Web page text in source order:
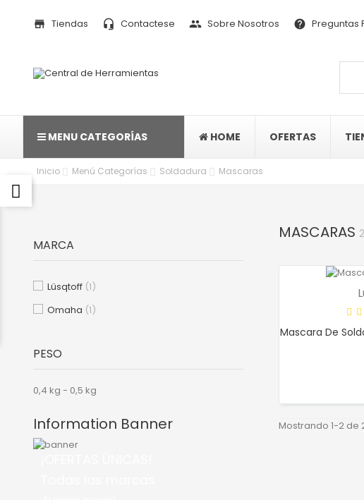
store Tiendas headset_mic Contactese people Sobre Nosotros help Preguntas
MENU CATEGORÍAS HOME OFERTAS
Inicio Menú Categorías Soldadura Mascaras
MARCA
Lüsqtoff (1)
Omaha (1)
PESO
0,4 kg - 0,5 kg
Information Banner
MASCARAS
Mascara De
Mostrando 1-2 de